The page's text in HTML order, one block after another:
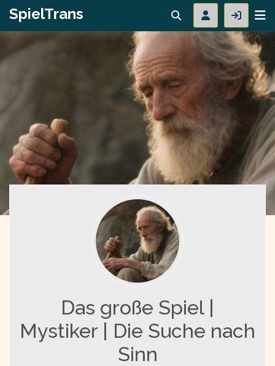
SpielTrans
Das große Spiel |
Mystiker | Die Suche nach
Sinn